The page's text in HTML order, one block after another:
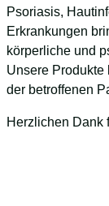
Psoriasis,
Erkrankungen
körperliche und
Unsere
der betroffenen
Herzlichen Dank